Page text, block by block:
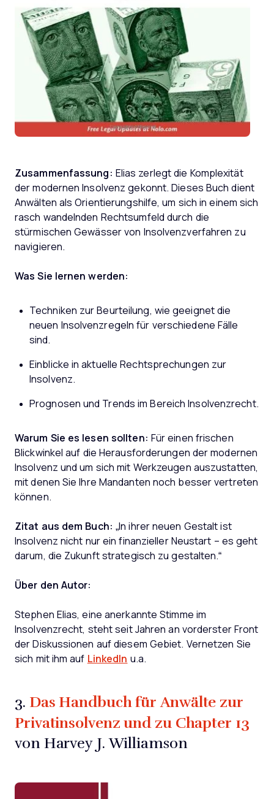
Zusammenfassung: Elias zerlegt die Komplexität
der modernen Insolvenz gekonnt. Dieses Buch dient
Anwälten als Orientierungshilfe, um sich in einem sich
rasch wandelnden Rechtsumfeld durch die
stürmischen Gewässer von Insolvenzverfahren zu
navigieren.
Was Sie lernen werden:
Techniken zur Beurteilung, wie geeignet die
neuen Insolvenzregeln für verschiedene Fälle
sind.
Einblicke in aktuelle Rechtsprechungen zur
Insolvenz.
Prognosen und Trends im Bereich Insolvenzrecht.
Warum Sie es lesen sollten: Für einen frischen
Blickwinkel auf die Herausforderungen der modernen
Insolvenz und um sich mit Werkzeugen auszustatten,
mit denen Sie Ihre Mandanten noch besser vertreten
können.
Zitat aus dem Buch: „In ihrer neuen Gestalt ist
Insolvenz nicht nur ein finanzieller Neustart – es geht
darum, die Zukunft strategisch zu gestalten.“
Über den Autor:
Stephen Elias, eine anerkannte Stimme im
Insolvenzrecht, steht seit Jahren an vorderster Front
der Diskussionen auf diesem Gebiet. Vernetzen Sie
sich mit ihm auf LinkedIn u.a.
3. Das Handbuch für Anwälte zur
Privatinsolvenz und zu Chapter 13
von Harvey J. Williamson